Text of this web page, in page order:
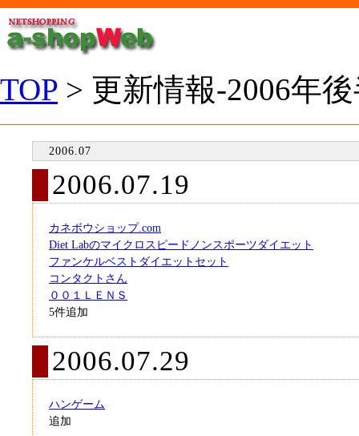
TOP > 更新情報-2006年
2006.07
2006.07.19
カネボウショップ.com
Diet Labのマイクロスピードノンスポーツダイエット
ファンケルベストダイエットセット
コンタクトさん
００１ＬＥＮＳ
5件追加
2006.07.29
ハンゲーム
追加